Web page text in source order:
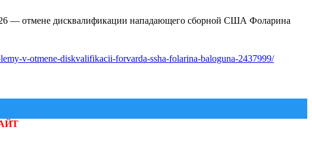
— отмене дисквалификации нападающего сборной США Фоларина
v-otmene-diskvalifikacii-forvarda-ssha-folarina-baloguna-2437999/